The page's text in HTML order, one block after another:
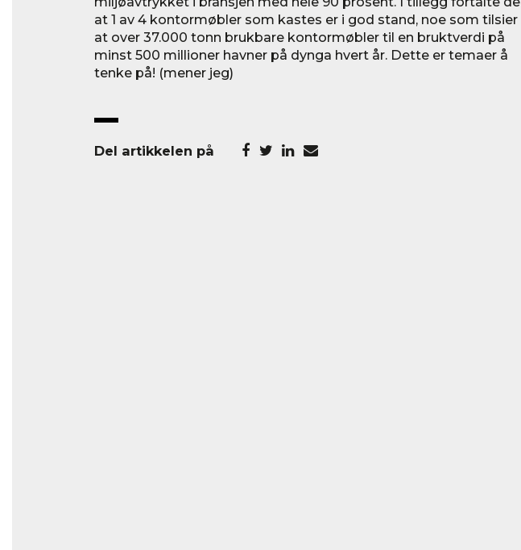
at 1 av 4 kontormøbler som kastes er i god stand, noe som tilsier
at over 37.000 tonn brukbare kontormøbler til en bruktverdi på
minst 500 millioner havner på dynga hvert år. Dette er temaer å
tenke på! (mener jeg)
Del artikkelen på